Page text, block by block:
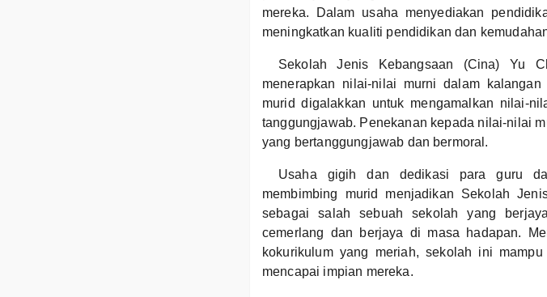
mereka. Dalam usaha menyediakan
meningkatkan kualiti pendidikan dan
Sekolah Jenis Kebangsaan (Cina) Yu
menerapkan nilai-nilai murni dalam
murid digalakkan untuk mengamalkan nilai-
tanggungjawab. Penekanan kepada nilai-nilai
yang bertanggungjawab dan bermoral.
Usaha gigih dan dedikasi para guru
membimbing murid menjadikan Sekolah
sebagai salah sebuah sekolah yang
cemerlang dan berjaya di masa hadapan.
kokurikulum yang meriah, sekolah ini
mencapai impian mereka.